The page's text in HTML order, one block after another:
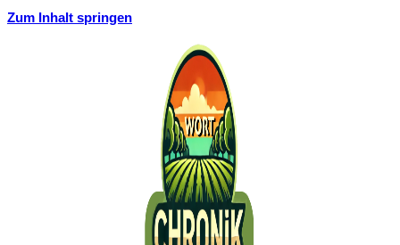
Zum Inhalt springen